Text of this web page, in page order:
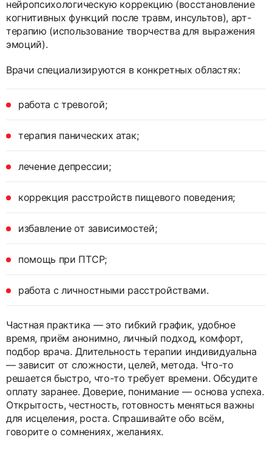
нейропсихологическую коррекцию (восстановление
когнитивных функций после травм, инсультов), арт-
терапию (использование творчества для выражения
эмоций).
Врачи специализируются в конкретных областях:
работа с тревогой;
терапия панических атак;
лечение депрессии;
коррекция расстройств пищевого поведения;
избавление от зависимостей;
помощь при ПТСР;
работа с личностными расстройствами.
Частная практика — это гибкий график, удобное
время, приём анонимно, личный подход, комфорт,
подбор врача. Длительность терапии индивидуальна
— зависит от сложности, целей, метода. Что-то
решается быстро, что-то требует времени. Обсудите
оплату заранее. Доверие, понимание — основа успеха.
Открытость, честность, готовность меняться важны
для исцеления, роста. Спрашивайте обо всём,
говорите о сомнениях, желаниях.